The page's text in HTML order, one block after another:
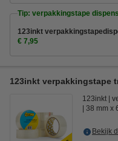
Tip: verpakkingstape
123inkt
€ 7,95
123inkt verpakkingstape
123inkt
38 mm x
Bekijk